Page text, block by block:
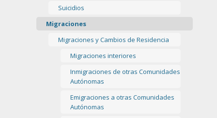
Suicidios
Migraciones
Migraciones y Cambios de Residencia
Migraciones interiores
Inmigraciones de otras Comunidades
Autónomas
Emigraciones a otras Comunidades
Autónomas